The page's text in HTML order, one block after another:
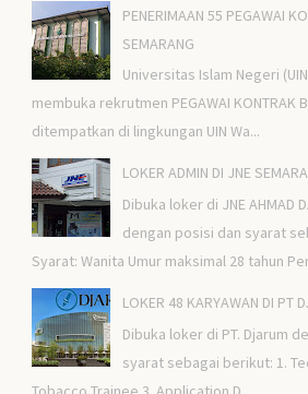
PENERIMAAN 55 PEGAWAI
SEMARANG
Universitas Islam Negeri
membuka rekrutmen PEGAWAI KONTRAK
ditempatkan di lingkungan UIN Wa...
LOKER ADMIN DI JNE
Dibuka loker di JNE AHMAD
dengan posisi dan syarat
Syarat: Wanita Umur maksimal 28 tahun
LOKER 48 KARYAWAN DI PT
Dibuka loker di PT. Djarum
syarat sebagai berikut: 1.